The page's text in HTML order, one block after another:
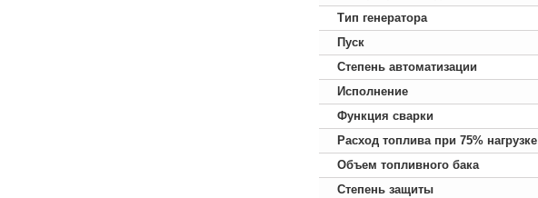
Тип генератора
Пуск
Степень автоматизации
Исполнение
Функция сварки
Расход топлива при 75% нагрузке
Объем топливного бака
Степень защиты